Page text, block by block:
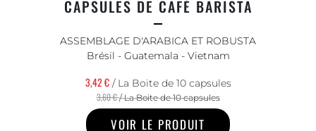
CAPSULES DE CAFÉ BARISTA
ASSEMBLAGE D'ARABICA ET ROBUSTA
Brésil - Guatemala - Vietnam
3,42 €/ La Boite de 10 capsules
3,60 €/ La Boite de 10 capsules
VOIR LE PRODUIT